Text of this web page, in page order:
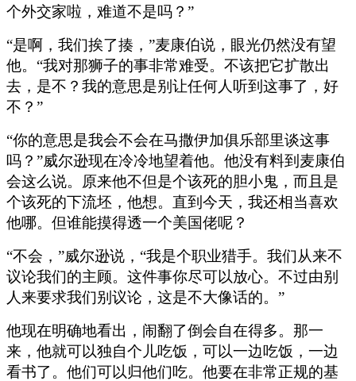
个外交家啦，难道不是吗？”
“是啊，我们挨了揍，”麦康伯说，眼光仍然没有望
他。“我对那狮子的事非常难受。不该把它扩散出
去，是不？我的意思是别让任何人听到这事了，好
不？”
“你的意思是我会不会在马撒伊加俱乐部里谈这事
吗？”威尔逊现在冷冷地望着他。他没有料到麦康伯
会这么说。原来他不但是个该死的胆小鬼，而且是
个该死的下流坯，他想。直到今天，我还相当喜欢
他哪。但谁能摸得透一个美国佬呢？
“不会，”威尔逊说，“我是个职业猎手。我们从来不
议论我们的主顾。这件事你尽可以放心。不过由别
人来要求我们别议论，这是不大像话的。”
他现在明确地看出，闹翻了倒会自在得多。那一
来，他就可以独自个儿吃饭，可以一边吃饭，一边
看书了。他们可以归他们吃。他要在非常正规的基